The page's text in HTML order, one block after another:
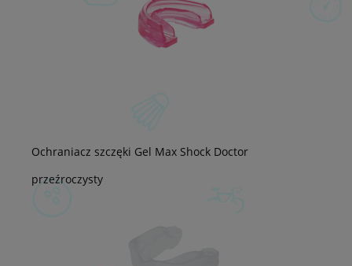
Ochraniacz szczęki Gel Max Shock Doctor
przeźroczysty